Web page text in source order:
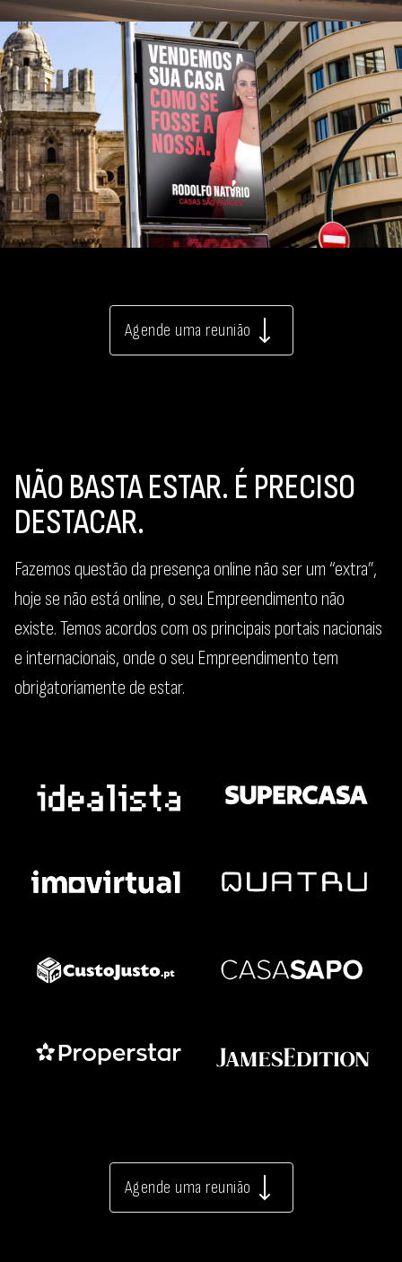
Agende uma reunião
NÃO BASTA ESTAR. É PRECISO
DESTACAR.
Fazemos questão da presença online não ser um “extra”,
hoje se não está online, o seu Empreendimento não
existe. Temos acordos com os principais portais nacionais
e internacionais, onde o seu Empreendimento tem
obrigatoriamente de estar.
Agende uma reunião